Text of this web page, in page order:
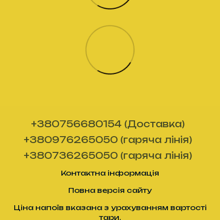
+380756680154 (Доставка)
+380976265050 (гаряча лінія)
+380736265050 (гаряча лінія)
Контактна інформація
Повна версія сайту
Ціна напоїв вказана з урахуванням вартості
тари.